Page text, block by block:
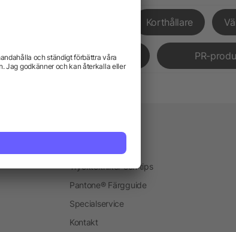
Korthållare
Expressleverans PR-
Trycktekniker och tips
Pantone® Färgguide
Specialservice
Kontakt